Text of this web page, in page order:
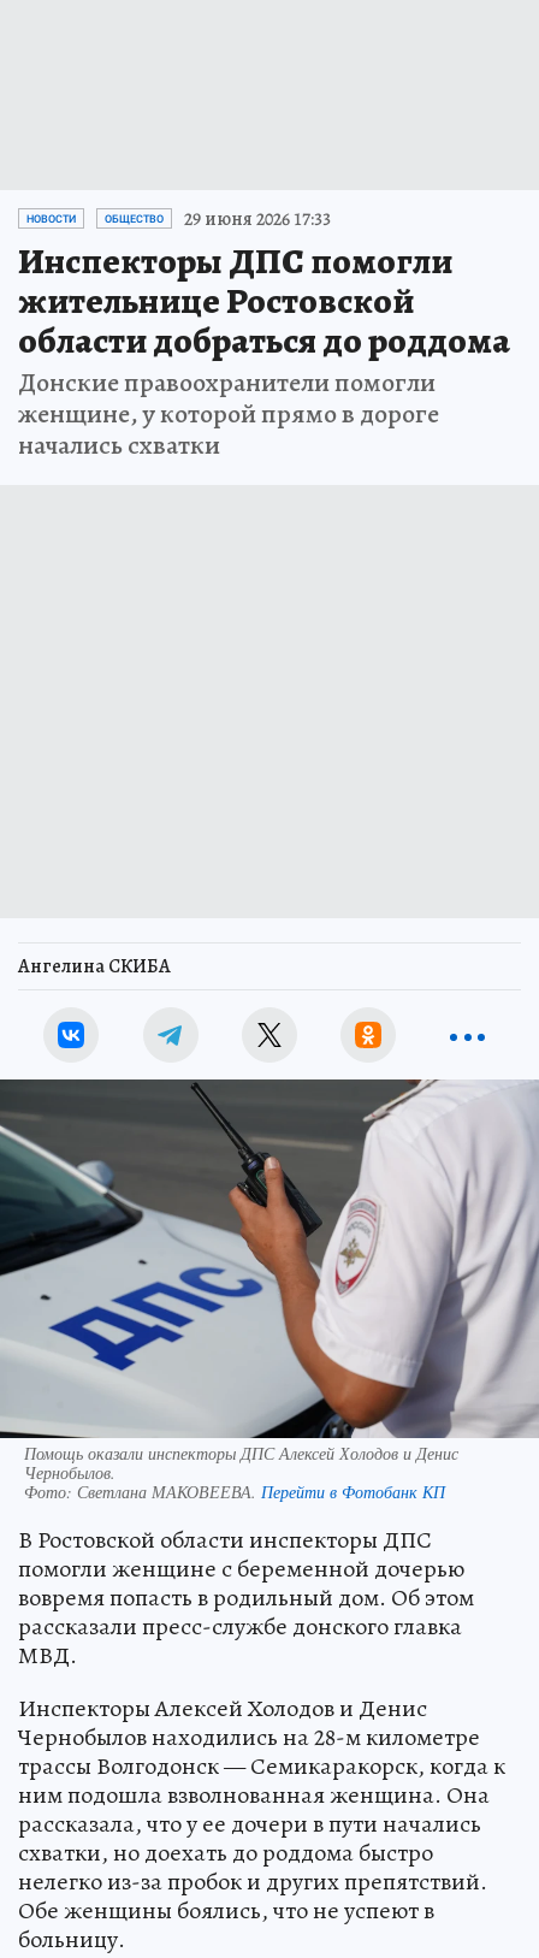
НОВОСТИ ОБЩЕСТВО 29 июня 2026 17:33
Инспекторы ДПС помогли
жительнице Ростовской
области добраться до роддома
Донские правоохранители помогли
женщине, у которой прямо в дороге
начались схватки
Ангелина СКИБА
Помощь оказали инспекторы ДПС Алексей Холодов и Денис
Чернобылов.
Фото: Светлана МАКОВЕЕВА. Перейти в Фотобанк КП
В Ростовской области инспекторы ДПС
помогли женщине с беременной дочерью
вовремя попасть в родильный дом. Об этом
рассказали пресс-службе донского главка
МВД.
Инспекторы Алексей Холодов и Денис
Чернобылов находились на 28-м километре
трассы Волгодонск — Семикаракорск, когда к
ним подошла взволнованная женщина. Она
рассказала, что у ее дочери в пути начались
схватки, но доехать до роддома быстро
нелегко из-за пробок и других препятствий.
Обе женщины боялись, что не успеют в
больницу.